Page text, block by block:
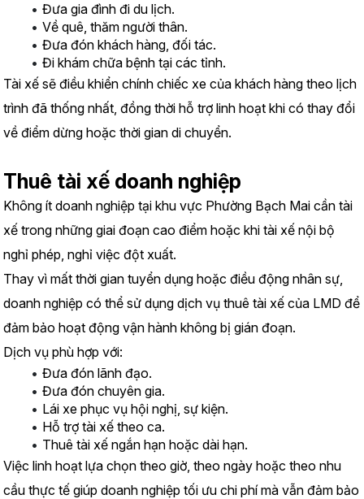
Đưa gia đình đi du lịch.
Về quê, thăm người thân.
Đưa đón khách hàng, đối tác.
Đi khám chữa bệnh tại các tỉnh.
Tài xế sẽ điều khiển chính chiếc xe của khách hàng theo lịch
trình đã thống nhất, đồng thời hỗ trợ linh hoạt khi có thay đổi
về điểm dừng hoặc thời gian di chuyển.
Thuê tài xế doanh nghiệp
Không ít doanh nghiệp tại khu vực Phường Bạch Mai cần tài
xế trong những giai đoạn cao điểm hoặc khi tài xế nội bộ
nghỉ phép, nghỉ việc đột xuất.
Thay vì mất thời gian tuyển dụng hoặc điều động nhân sự,
doanh nghiệp có thể sử dụng dịch vụ thuê tài xế của LMD để
đảm bảo hoạt động vận hành không bị gián đoạn.
Dịch vụ phù hợp với:
Đưa đón lãnh đạo.
Đưa đón chuyên gia.
Lái xe phục vụ hội nghị, sự kiện.
Hỗ trợ tài xế theo ca.
Thuê tài xế ngắn hạn hoặc dài hạn.
Việc linh hoạt lựa chọn theo giờ, theo ngày hoặc theo nhu
cầu thực tế giúp doanh nghiệp tối ưu chi phí mà vẫn đảm bảo